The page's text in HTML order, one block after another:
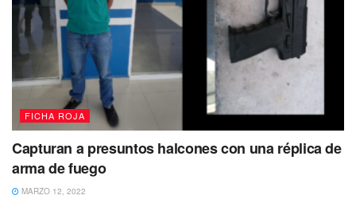
FICHA ROJA
Capturan a presuntos halcones con una réplica de
arma de fuego
MARZO 12, 2022